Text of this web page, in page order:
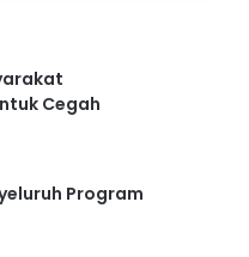
Cegah
Program